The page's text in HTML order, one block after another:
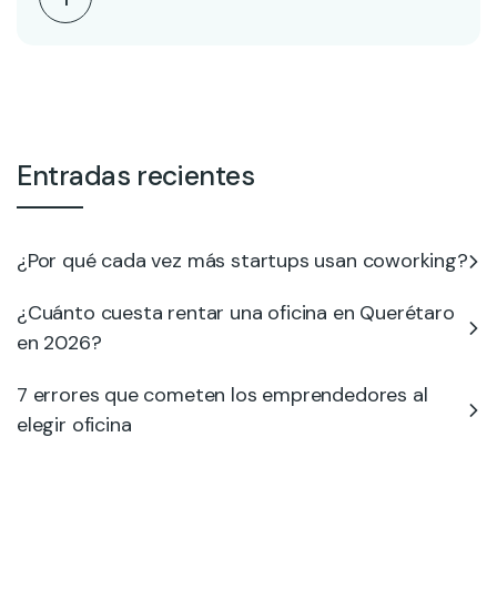
Entradas recientes
¿Por qué cada vez más startups usan coworking?
¿Cuánto cuesta rentar una oficina en Querétaro
en 2026?
7 errores que cometen los emprendedores al
elegir oficina